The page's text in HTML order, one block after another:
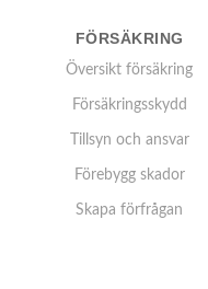
FÖRSÄKRING
Översikt försäkring
Försäkringsskydd
Tillsyn och ansvar
Förebygg skador
Skapa förfrågan